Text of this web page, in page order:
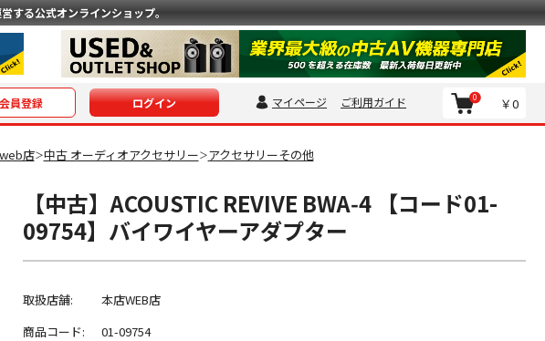
する公式オンラインショップ。
員登録 ログイン マイページ ご利用ガイド ￥0
0
店＞中古 オーディオアクセサリー＞アクセサリーその他
【中古】ACOUSTIC REVIVE BWA‑4 【コード01-
09754】バイワイヤーアダプター
取扱店舗:
本店WEB店
商品コード:
01-09754